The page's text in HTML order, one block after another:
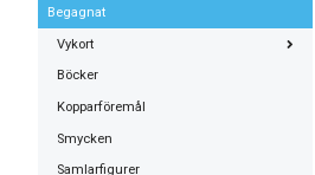
Begagnat
Vykort
Böcker
Kopparföremål
Smycken
Samlarfigurer